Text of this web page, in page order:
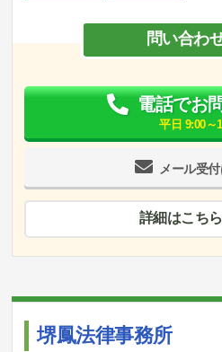
問い合わ
メール受
電話でお
平日 9:00～
詳細はこちら
堺鳳法律事務所